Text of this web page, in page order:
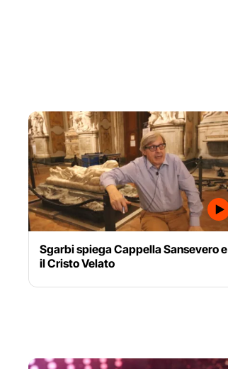
Sgarbi spiega Cappella Sansevero e
il Cristo Velato